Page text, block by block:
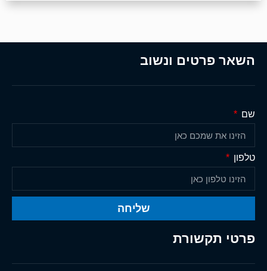
פרטי תקשורת
השאר פרטים ונשוב
שם
טלפון
שליחה